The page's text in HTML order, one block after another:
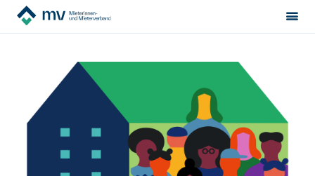
Mietrecht
Hilfe von Fachleuten
Politik & Positionen